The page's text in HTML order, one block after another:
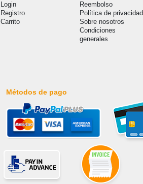
Login
Registro
Carrito
Reembolso
Política de privacidad
Sobre nosotros
Condiciones
generales
Métodos de pago